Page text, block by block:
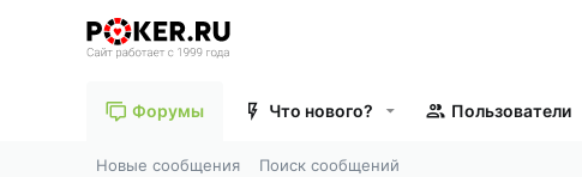
Форумы Что нового? Пользователи
Новые сообщения Поиск сообщений